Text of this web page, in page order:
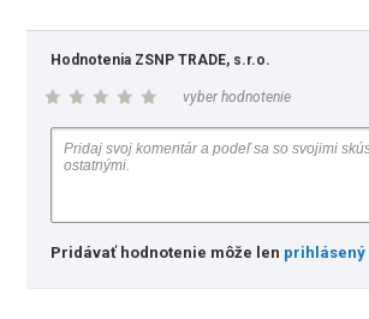
Hodnotenia ZSNP TRADE, s.r.o.
vyber hodnotenie
Pridávať hodnotenie môže len